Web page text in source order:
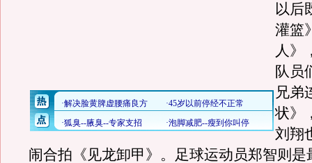
以后
灌篮
人》
队员
兄弟
状》
刘翔
闹合拍《见龙卸甲》。足球运动员郑智则是